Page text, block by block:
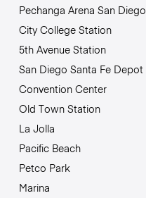
Pechanga Arena San Diego
City College Station
5th Avenue Station
San Diego Santa Fe Depot
Convention Center
Old Town Station
La Jolla
Pacific Beach
Petco Park
Marina